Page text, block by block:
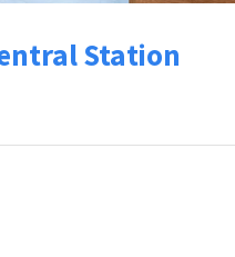
Station